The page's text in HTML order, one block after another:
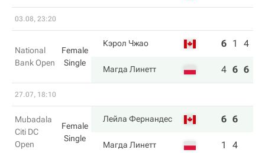
03.08, 23:20
National
Bank Open
Female
Single
Кэрол Чжао 6 1 4
Магда Линетт 4 6 6
27.07, 18:10
Mubadala
Citi DC
Open
Female
Single
Лейла Фернандес 6 6
Магда Линетт 1 4